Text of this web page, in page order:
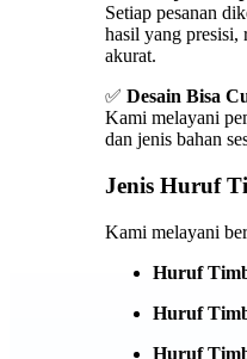
Setiap pesanan
hasil yang presisi,
akurat.
✅ Desain Bisa
Kami melayani
dan jenis bahan
Jenis Huruf
Kami melayani
Huruf
Huruf
Huruf